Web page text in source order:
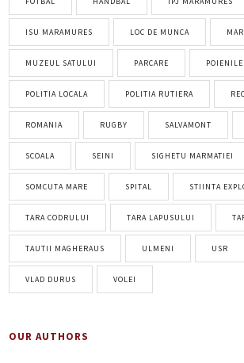
ISU MARAMURES LOC DE MUNCA
MUZEUL SATULUI PARCARE
POLITIA LOCALA POLITIA RUTIERA
ROMANIA RUGBY SALVAMONT
SCOALA SEINI SIGHETU MARMATIEI
SOMCUTA MARE SPITAL STIINTA
TARA CODRULUI TARA LAPUSULUI
TAUTII MAGHERAUS ULMENI USR
VLAD DURUS VOLEI
OUR AUTHORS